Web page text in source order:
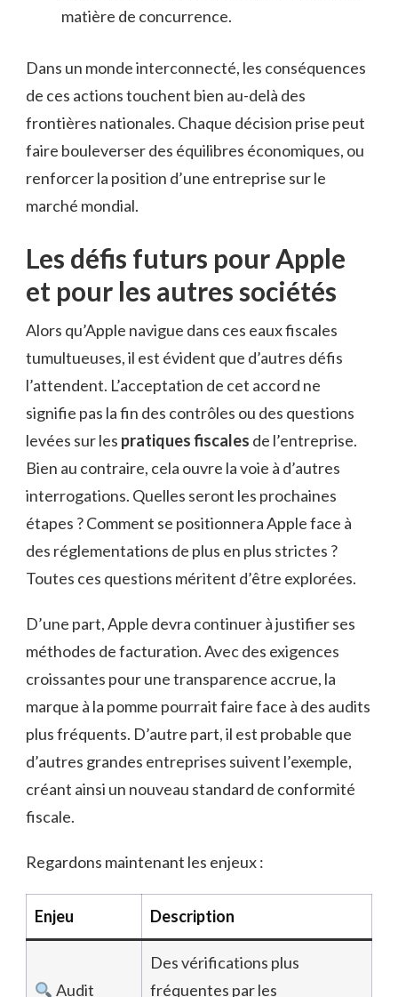
matière de concurrence.
Dans un monde interconnecté, les conséquences
de ces actions touchent bien au-delà des
frontières nationales. Chaque décision prise peut
faire bouleverser des équilibres économiques, ou
renforcer la position d’une entreprise sur le
marché mondial.
Les défis futurs pour Apple
et pour les autres sociétés
Alors qu’Apple navigue dans ces eaux fiscales
tumultueuses, il est évident que d’autres défis
l’attendent. L’acceptation de cet accord ne
signifie pas la fin des contrôles ou des questions
levées sur les pratiques fiscales de l’entreprise.
Bien au contraire, cela ouvre la voie à d’autres
interrogations. Quelles seront les prochaines
étapes ? Comment se positionnera Apple face à
des réglementations de plus en plus strictes ?
Toutes ces questions méritent d’être explorées.
D’une part, Apple devra continuer à justifier ses
méthodes de facturation. Avec des exigences
croissantes pour une transparence accrue, la
marque à la pomme pourrait faire face à des audits
plus fréquents. D’autre part, il est probable que
d’autres grandes entreprises suivent l’exemple,
créant ainsi un nouveau standard de conformité
fiscale.
Regardons maintenant les enjeux :
Enjeu Description
Audit
Des vérifications plus
fréquentes par les